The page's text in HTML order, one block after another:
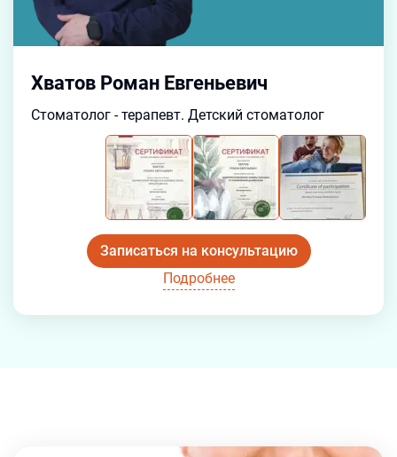
Хватов Роман Евгеньевич
Стоматолог - терапевт. Детский стоматолог
Записаться на консультацию
Подробнее